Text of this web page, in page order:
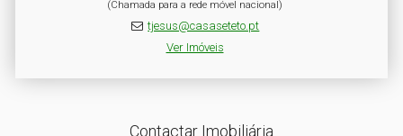
(Chamada para a rede móvel nacional)
tjesus@casaseteto.pt
Ver Imóveis
Contactar Imobiliária